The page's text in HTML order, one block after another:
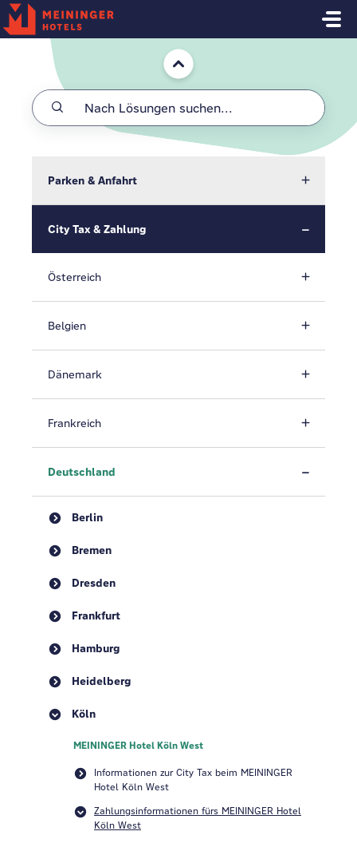
Zum hauptsächlichen Inhalt gehen
Parken & Anfahrt
City Tax & Zahlung
Österreich
Belgien
Dänemark
Frankreich
Deutschland
Berlin
Bremen
Dresden
Frankfurt
Hamburg
Heidelberg
Köln
MEININGER Hotel Köln West
Informationen zur City Tax beim MEININGER
Hotel Köln West
Zahlungsinformationen fürs MEININGER Hotel
Köln West